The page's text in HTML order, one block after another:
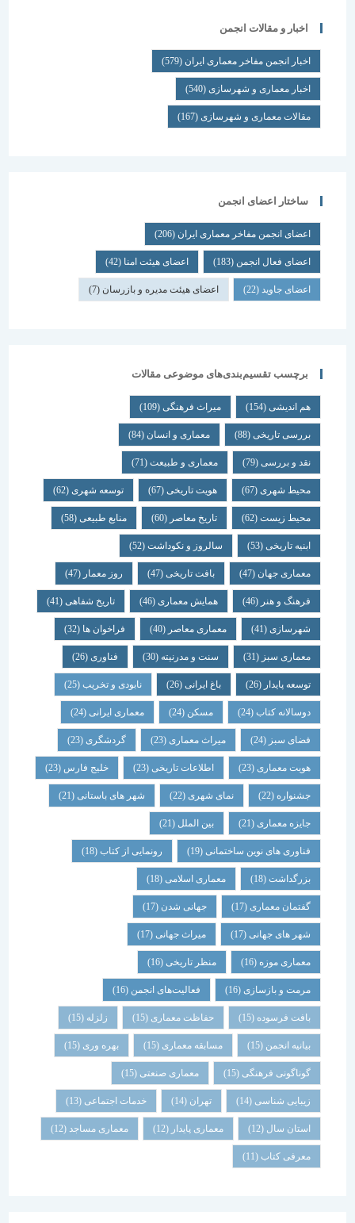
اخبار و مقالات انجمن
اخبار انجمن مفاخر معماری ایران (579)
اخبار معماری و شهرسازی(540)
مقالات معماری و شهرسازی(167)
ساختار اعضای انجمن
اعضای انجمن مفاخر معماری ایران (206)
اعضای فعال انجمن(183) اعضای هیئت امنا(42)
اعضای جاوید(22) اعضای هیئت مدیره و بازرسان(7)
برچسب تقسیم‌بندی‌های موضوعی مقالات
هم اندیشی (154) میراث فرهنگی (109)
بررسی تاریخی (88) معماری و انسان (84)
نقد و بررسی (79) معماری و طبیعت (71)
محیط شهری(67) هویت تاریخی(67) توسعه شهری(62)
محیط زیست(62) تاریخ معاصر(60) منابع طبیعی(58)
ابنیه تاریخی(53) سالروز و نکوداشت(52)
معماری جهان (47) بافت تاریخی(47) روز معمار(47)
فرهنگ و هنر(46) همایش معماری (46) تاریخ شفاهی (41)
شهرسازی(41) معماری معاصر(40) فراخوان ها (32)
معماری سبز(31) سنت و مدرنیته(30) فناوری (26)
توسعه پایدار(26) باغ ایرانی(26) نابودی و تخریب(25)
دوسالانه کتاب(24) مسکن (24) معماری ایرانی(24)
فضای سبز(24) میراث معماری (23) گردشگری (23)
هویت معماری (23) اطلاعات تاریخی(23) خلیج فارس(23)
جشنواره(22) نمای شهری(22) شهر های باستانی (21)
جایزه معماری (21) بین الملل(21)
فناوری های نوین ساختمانی(19) رونمایی از کتاب (18)
بزرگداشت (18) معماری اسلامی(18)
گفتمان معماری (17) جهانی شدن(17)
شهر های جهانی(17) میراث جهانی(17)
معماری موزه(16) منظر تاریخی (16)
مرمت و بازسازی(16) فعالیت‌های انجمن(16)
بافت فرسوده (15) حفاظت معماری (15) زلزله
بیانیه انجمن(15) مسابقه معماری (15) بهره وری(15)
گوناگونی فرهنگی (15) معماری صنعتی(15)
زیبایی شناسی (14) تهران خدمات اجتماعی (13)
استان سال(12) معماری پایدار (12) معماری مساجد(12)
معرفی کتاب(11)